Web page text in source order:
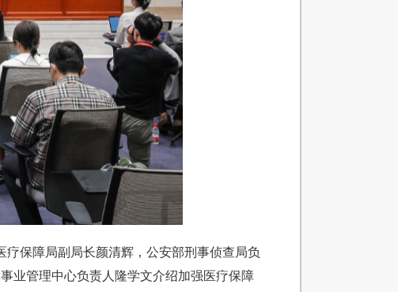
疗保障局副局长颜清辉，公安部刑事侦查局负
业管理中心负责人隆学文介绍加强医疗保障